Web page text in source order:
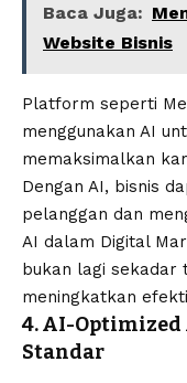
Baca Juga:
Website Bisnis
Platform seperti
menggunakan AI
memaksimalkan
Dengan AI, bisnis
pelanggan dan
AI dalam Digital
bukan lagi sekadar
meningkatkan
4. AI-Optimized
Standar